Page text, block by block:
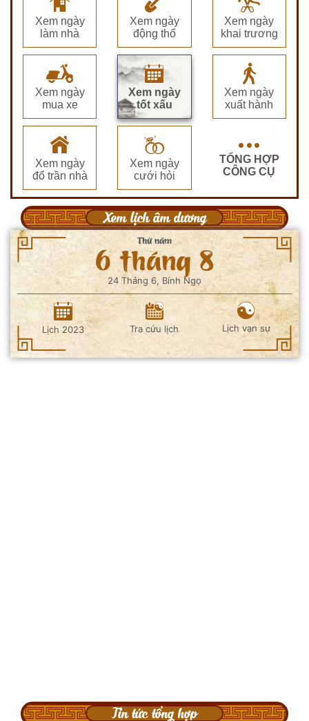
Xem ngày
làm nhà
Xem ngày
động thổ
Xem ngày
khai trương
Xem ngày
mua xe
Xem ngày
tốt xấu
Xem ngày
xuất hành
Xem ngày
đổ trần nhà
Xem ngày
cưới hỏi
TỔNG HỢP
CÔNG CỤ
Xem lịch âm dương
Thứ năm
6 tháng 8
24 Tháng 6, Bính Ngọ
Lịch 2023 Tra cứu lịch Lịch vạn sự
Tin tức tổng hợp